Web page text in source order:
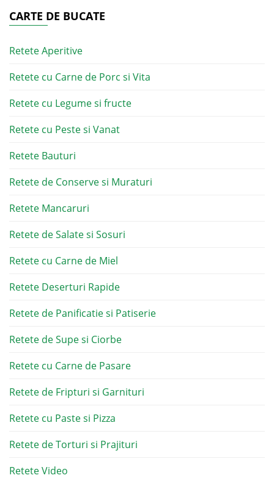
CARTE DE BUCATE
Retete Aperitive
Retete cu Carne de Porc si Vita
Retete cu Legume si fructe
Retete cu Peste si Vanat
Retete Bauturi
Retete de Conserve si Muraturi
Retete Mancaruri
Retete de Salate si Sosuri
Retete cu Carne de Miel
Retete Deserturi Rapide
Retete de Panificatie si Patiserie
Retete de Supe si Ciorbe
Retete cu Carne de Pasare
Retete de Fripturi si Garnituri
Retete cu Paste si Pizza
Retete de Torturi si Prajituri
Retete Video